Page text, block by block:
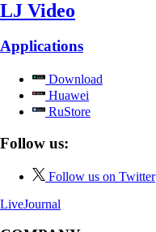
LJ Video
Applications
Download
Huawei
RuStore
Follow us:
Follow us on Twitter
LiveJournal